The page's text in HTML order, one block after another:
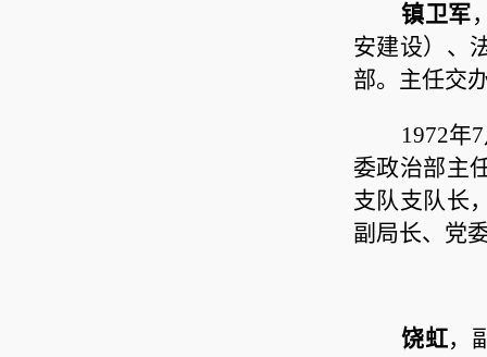
镇卫军
安建设）、
部。主任交
1972年7月
委政治部主
支队支队长
副局长、党
饶虹，